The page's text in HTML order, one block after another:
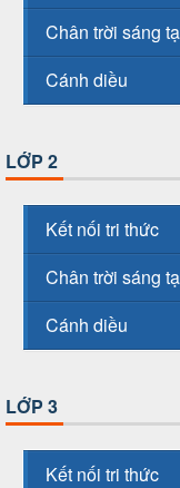
Chân trời sáng
Cánh diều
LỚP 2
Kết nối tri thức
Chân trời sáng
Cánh diều
LỚP 3
Kết nối tri thức